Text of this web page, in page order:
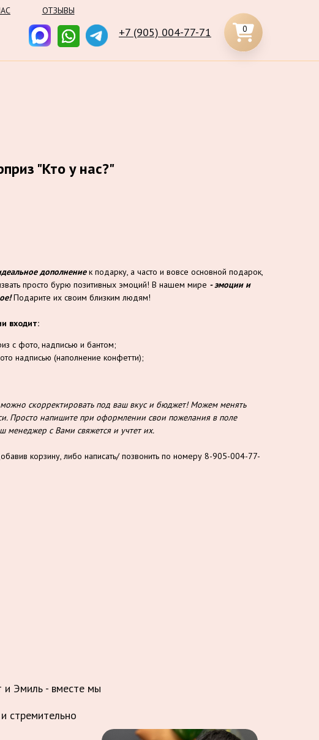
0
ОТЗЫВЫ
+7 (905) 004-77-71
"Кто у нас?"
дополнениек подарку, а часто и вовсе основной подарок,
просто бурю позитивных эмоций! В нашем мире - эмоции и
Подарите их своим близким людям!
входит:
с фото, надписью и бантом;
надписью (наполнение конфетти);
скорректировать под ваш вкус и бюджет! Можем менять
Просто напишите при оформлении свои пожелания в поле
менеджер с Вами свяжется и учтет их.
корзину, либо написать/ позвонить по номеру 8-905-004-77-
и Эмиль - вместе мы
стремительно